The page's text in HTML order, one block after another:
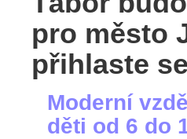
pro město
přihlaste se
Moderní
děti od 6 do